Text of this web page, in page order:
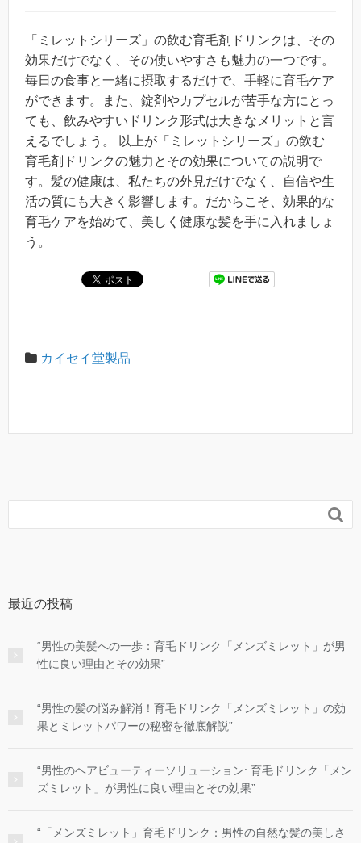
「ミレットシリーズ」の飲む育毛剤ドリンクは、その
効果だけでなく、その使いやすさも魅力の一つです。
毎日の食事と一緒に摂取するだけで、手軽に育毛ケア
ができます。また、錠剤やカプセルが苦手な方にとっ
ても、飲みやすいドリンク形式は大きなメリットと言
えるでしょう。 以上が「ミレットシリーズ」の飲む
育毛剤ドリンクの魅力とその効果についての説明で
す。髪の健康は、私たちの外見だけでなく、自信や生
活の質にも大きく影響します。だからこそ、効果的な
育毛ケアを始めて、美しく健康な髪を手に入れましょ
う。
カイセイ堂製品

最近の投稿
“男性の美髪への一歩：育毛ドリンク「メンズミレット」が男
性に良い理由とその効果”
“男性の髪の悩み解消！育毛ドリンク「メンズミレット」の効
果とミレットパワーの秘密を徹底解説”
“男性のヘアビューティーソリューション: 育毛ドリンク「メン
ズミレット」が男性に良い理由とその効果”
“「メンズミレット」育毛ドリンク：男性の自然な髪の美しさ